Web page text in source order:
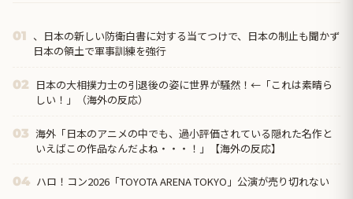
01 、日本の新しい防衛白書に対する当てつけで、日本の制止も聞かず
日本の領土で軍事訓練を強行
02
日本の大相撲力士の引退後の姿に世界が騒然！←「これは素晴ら
しい！」（海外の反応）
03 海外「日本のアニメの中でも、過小評価されている隠れた名作と
いえばこの作品なんだよね・・・！」【海外の反応】
04 ハロ！コン2026「TOYOTA ARENA TOKYO」公演が売り切れない